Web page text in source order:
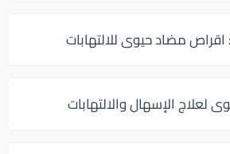
لعلاج الإسهال والالتهابات